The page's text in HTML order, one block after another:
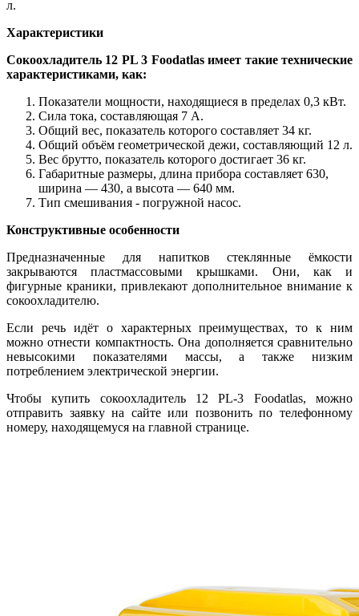
л.
Характеристики
Сокоохладитель 12 PL 3 Foodatlas имеет такие технические
характеристиками, как:
Показатели мощности, находящиеся в пределах 0,3 кВт.
Сила тока, составляющая 7 А.
Общий вес, показатель которого составляет 34 кг.
Общий объём геометрической дежи, составляющий 12 л.
Вес брутто, показатель которого достигает 36 кг.
Габаритные размеры, длина прибора составляет 630,
ширина — 430, а высота — 640 мм.
Тип смешивания - погружной насос.
Конструктивные особенности
Предназначенные для напитков стеклянные ёмкости
закрываются пластмассовыми крышками. Они, как и
фигурные краники, привлекают дополнительное внимание к
сокоохладителю.
Если речь идёт о характерных преимуществах, то к ним
можно отнести компактность. Она дополняется сравнительно
невысокими показателями массы, а также низким
потреблением электрической энергии.
Чтобы купить сокоохладитель 12 PL-3 Foodatlas, можно
отправить заявку на сайте или позвонить по телефонному
номеру, находящемуся на главной странице.